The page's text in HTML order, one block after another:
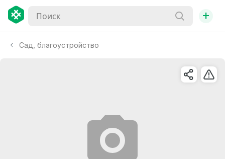
+
Сад, благоустройство